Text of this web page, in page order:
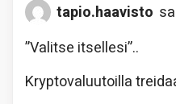
tapio.haavisto
”Valitse itsellesi”..
Kryptovaluutoilla